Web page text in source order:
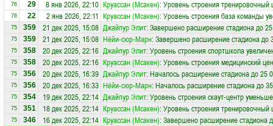
76 29 8 янв 2026, 22:10 Круассан (Мсакен): Уровень строения тренировочный
76 22 2 янв 2026, 22:11 Круассан (Мсакен): Уровень строения база команды
75 359 21 дек 2025, 15:08 Джайпур Элит: Завершено расширение стадиона до
75 359 21 дек 2025, 15:08 Нёйи-сюр-Марн: Завершено расширение стадиона до
75 358 20 дек 2025, 22:16 Джайпур Элит: Уровень строения спортшкола
75 358 20 дек 2025, 22:16 Круассан (Мсакен): Уровень строения медицинский
75 356 20 дек 2025, 16:39 Джайпур Элит: Началось расширение стадиона до 25
75 356 20 дек 2025, 16:33 Нёйи-сюр-Марн: Началось расширение стадиона до
75 354 19 дек 2025, 22:14 Джайпур Элит: Уровень строения скаут-центр
75 351 18 дек 2025, 22:14 Круассан (Мсакен): Уровень строения тренировочный
75 346 16 дек 2025, 22:14 Круассан (Мсакен): Завершено расширение стадиона